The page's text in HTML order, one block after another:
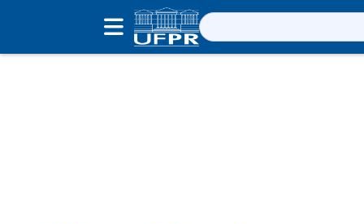
Pesquisar
por: